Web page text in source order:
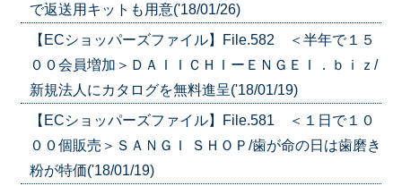
で返送用キットも用意('18/01/26)
【ECショッパーズファイル】File.582 ＜半年で１５
００会員増加＞ＤＡＩＩＣＨＩーＥＮＧＥＩ．ｂｉｚ/
新規法人にカタログを無料進呈('18/01/19)
【ECショッパーズファイル】File.581 ＜１日で１０
００個販売＞ＳＡＮＧＩ ＳＨＯＰ/歯が命の日は歯磨き
粉が特価('18/01/19)